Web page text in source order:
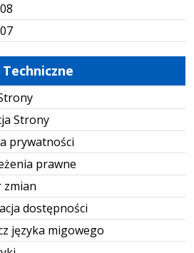
Strony
prywatności
prawne
zmian
dostępności
języka migowego